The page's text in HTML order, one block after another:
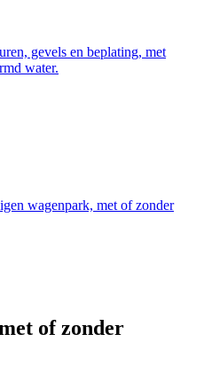
gevels en beplating, met
water.
wagenpark, met of zonder
of zonder